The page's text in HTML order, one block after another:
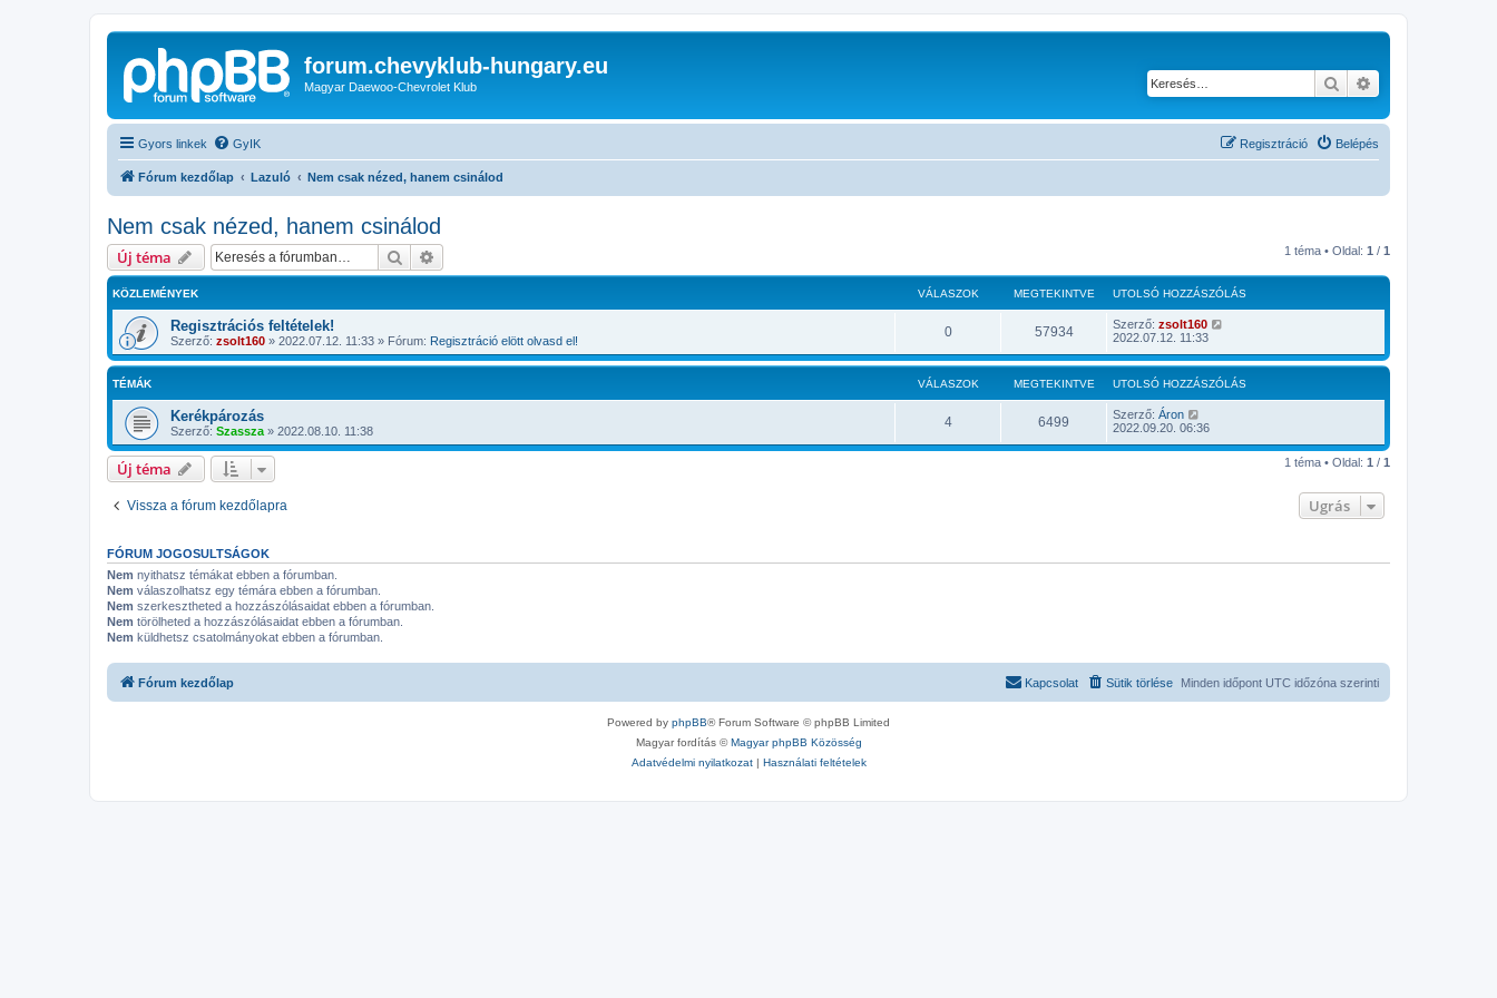
forum.chevyklub-hungary.eu
Magyar Daewoo-Chevrolet Klub Keresés
Gyors linkek GyIK Belépés
Regisztráció
Fórum kezdőlap Lazuló Nem csak nézed, hanem csinálod
Nem csak nézed, hanem csinálod
Új téma Keresés 1 téma • Oldal: 1 / 1
KÖZLEMÉNYEK VÁLASZOK MEGTEKINTVE UTOLSÓ HOZZÁSZÓLÁS
Regisztrációs feltételek!
Szerző: zsolt160 » 2022.07.12. 11:33 » Fórum: Regisztráció elött olvasd el!
0 57934 Szerző: zsolt160
2022.07.12. 11:33
TÉMÁK VÁLASZOK MEGTEKINTVE UTOLSÓ HOZZÁSZÓLÁS
Kerékpározás
Szerző: Szassza » 2022.08.10. 11:38
4 6499 Szerző: Áron
2022.09.20. 06:36
Új téma 1 téma • Oldal: 1 / 1
Vissza a fórum kezdőlapra Ugrás
FÓRUM JOGOSULTSÁGOK
Nem nyithatsz témákat ebben a fórumban.
Nem válaszolhatsz egy témára ebben a fórumban.
Nem szerkesztheted a hozzászólásaidat ebben a fórumban.
Nem törölheted a hozzászólásaidat ebben a fórumban.
Nem küldhetsz csatolmányokat ebben a fórumban.
Fórum kezdőlap Minden időpont UTC időzóna szerinti
Sütik törlése
Kapcsolat
Powered by phpBB® Forum Software © phpBB Limited
Magyar fordítás ©Magyar phpBB Közösség
Adatvédelmi nyilatkozat| Használati feltételek